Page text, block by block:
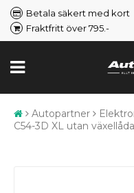
Betala säkert med kort
Fraktfritt över 795.-
Autopartner
C54-3D XL utan